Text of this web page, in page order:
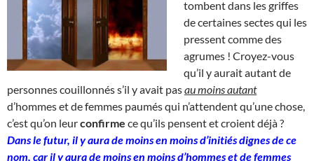
tombent dans les griffes
de certaines sectes qui les
pressent comme des
agrumes ! Croyez-vous
qu’il y aurait autant de
personnes couillonnés s’il y avait pasau moins autant
d’hommes et de femmes paumés qui n’attendent qu’une chose,
c’est qu’on leurconfirme ce qu’ils pensent et croient déjà ?
Dans le futur, il y aura de moins en moins d’initiés dignes de ce
nom, car il y aura de moins en moins d’hommes et de femmes